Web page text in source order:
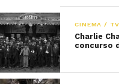
CINEMA / TV
Charlie
concurso